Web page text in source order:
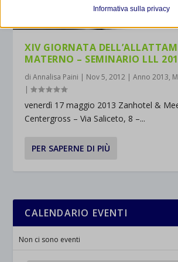
XIV GIORNATA
MATERNO – SEMINARIO LLL
diAnnalisa Paini | Nov 5, 2012 |Anno 2013,
|
venerdì 17 maggio 2013 Zanhotel &
Centergross – Via Saliceto, 8 –...
PER SAPERNE DI PIÙ
CALENDARIO EVENTI
Non ci sono eventi
wordpress_test_cookie
wp-settings-*
wp-settings-time-*
interagiscono con il nostro sito web.
Mostra dettagli
_ga
jetpackState[message]
Altri servizi
Questa categoria include tutti i cookie, i
rientrano nelle altre categorie specifiche o che
esplicitamente categorizzati.
Mostra dettagli
et-saved-post*
wpc*
Informativa sulla privacy